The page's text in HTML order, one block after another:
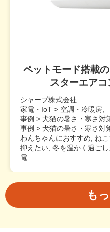
ペットモード搭載
スターエア
シャープ株式会社
家電・IoT > 空調・冷暖房,
事例 > 犬猫の暑さ・寒さ対
事例 > 犬猫の暑さ・寒さ対
わんちゃんにおすすめ, ね
抑えたい, 冬を温かく過ご
電
も